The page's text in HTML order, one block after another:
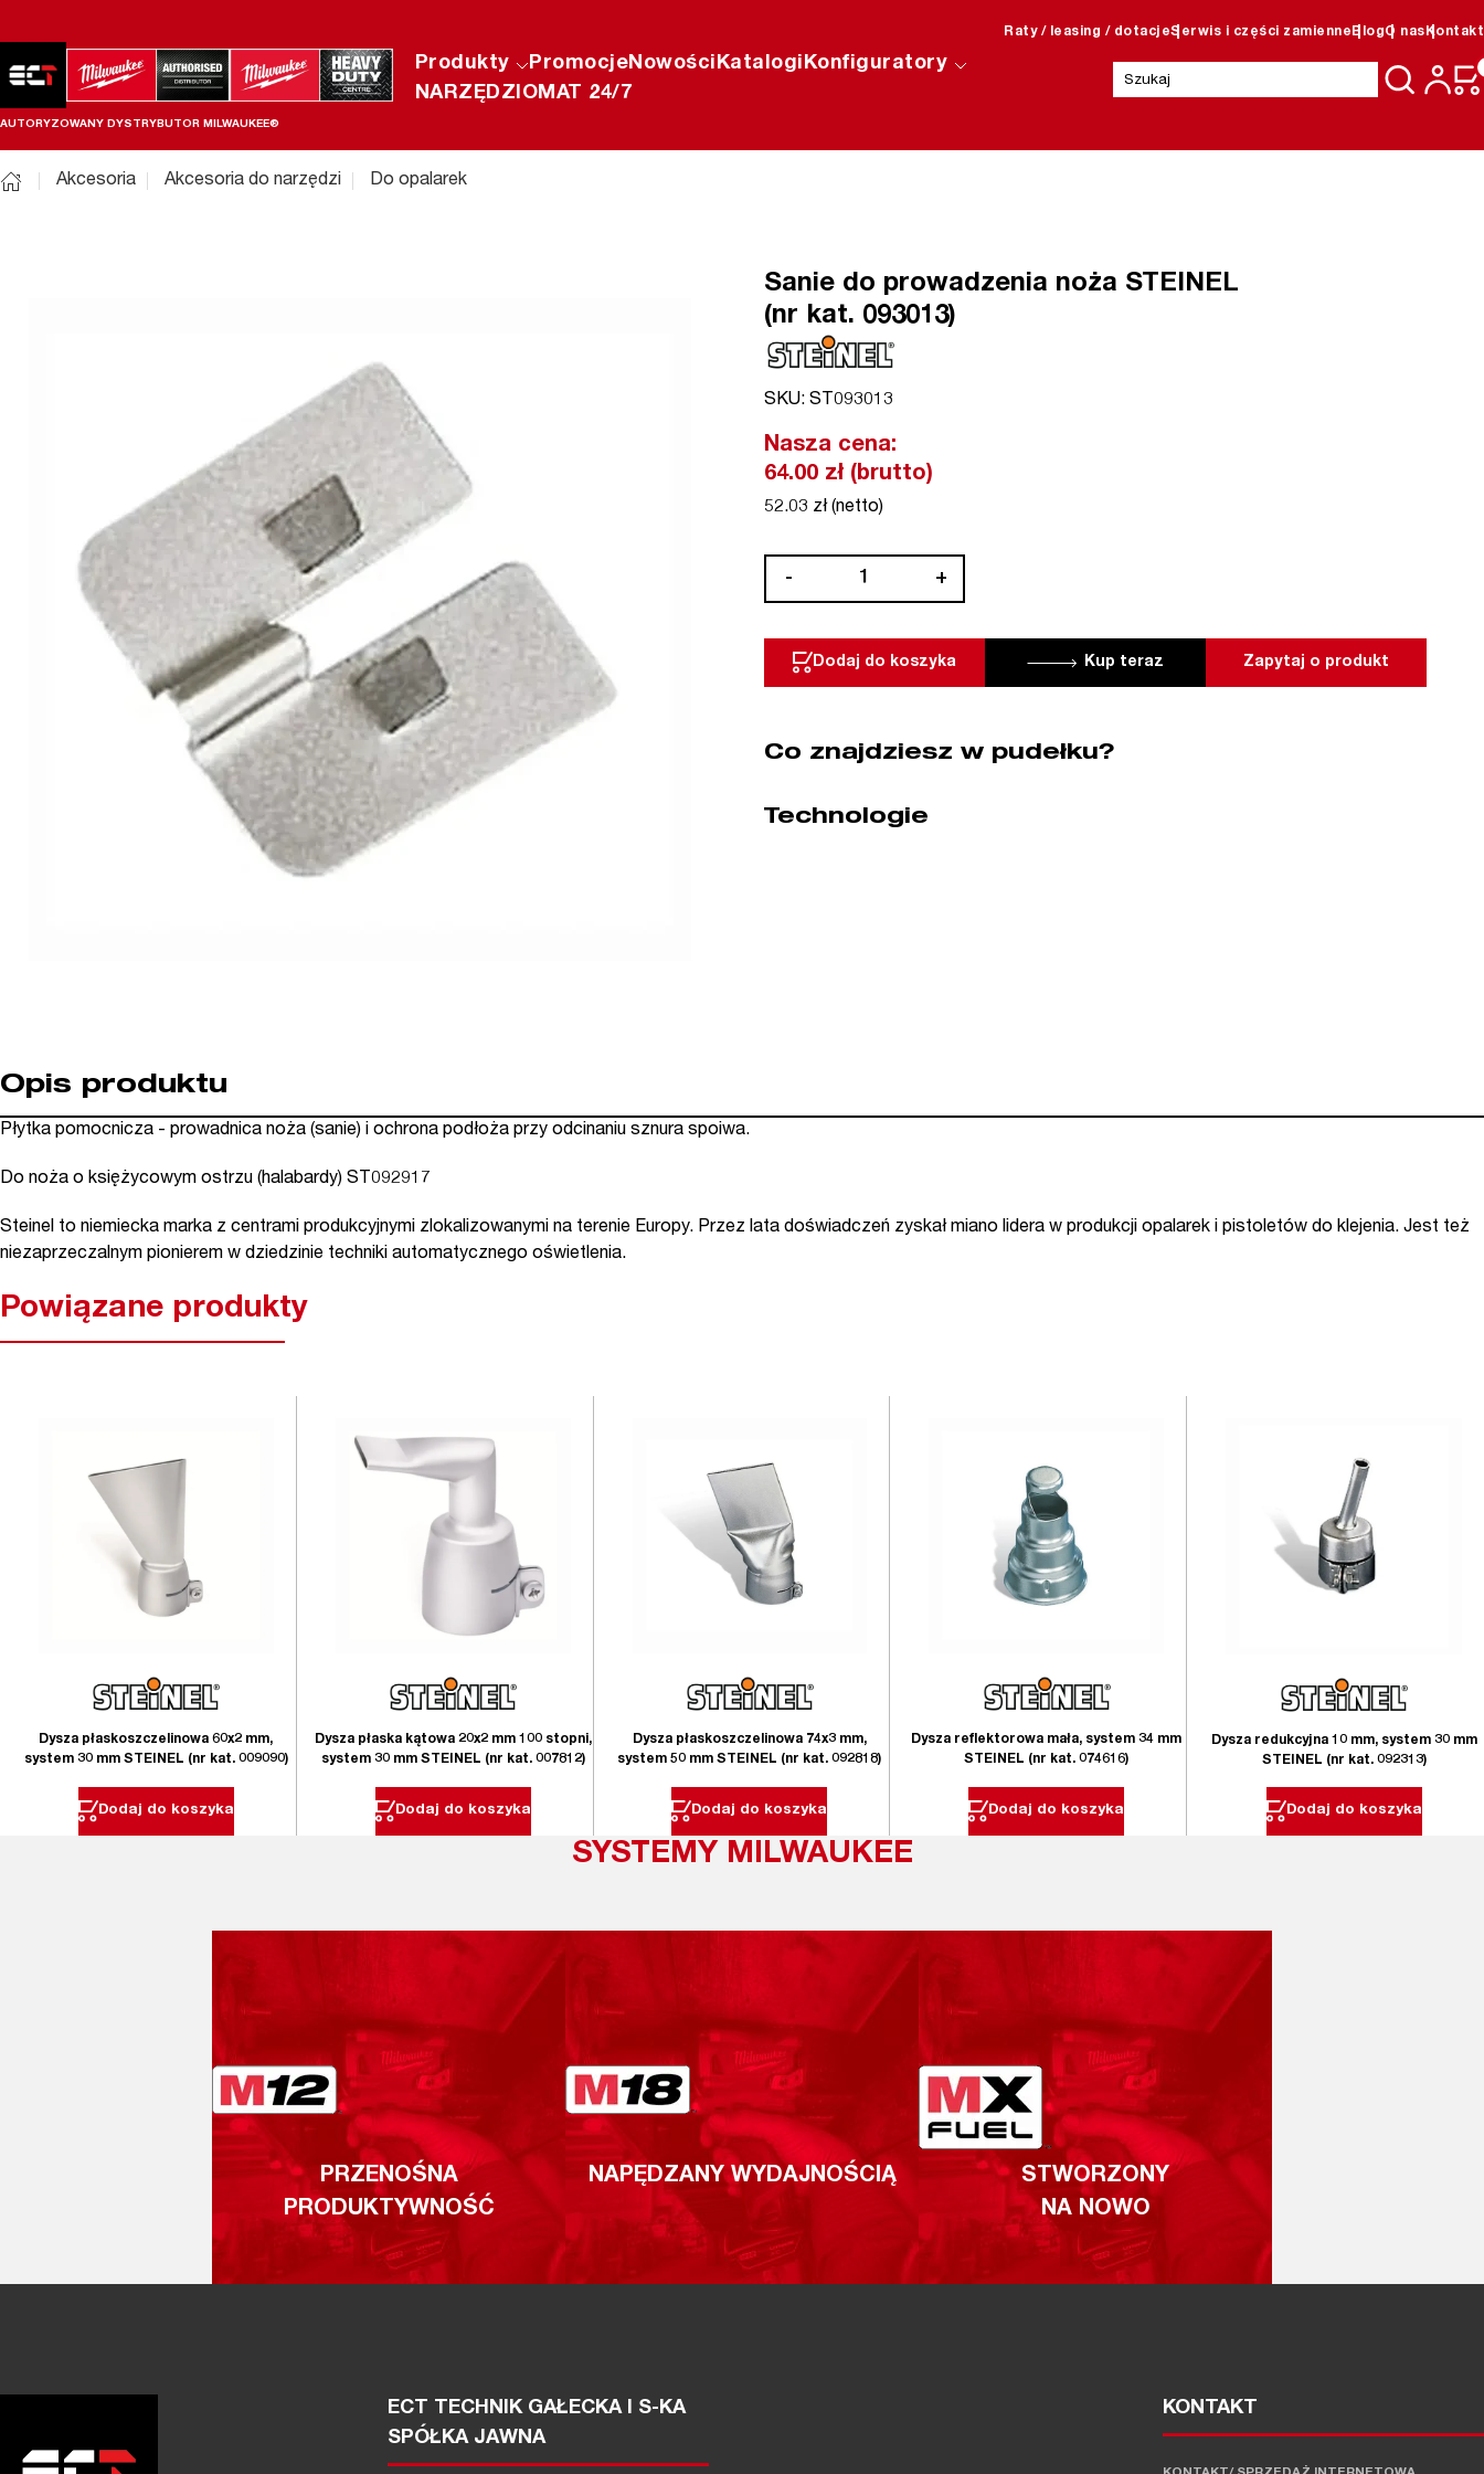
Raty / leasing / dotacjeSerwis i części zamienne BlogO nas Kontakt
AUTORYZOWANY DYSTRYBUTOR MILWAUKEE®
Produkty PromocjeNowościKatalogiKonfiguratory
NARZĘDZIOMAT 24/7
Szukaj:
Akcesoria Akcesoria do narzędzi Do opalarek
Sanie do prowadzenia noża STEINEL
(nr kat. 093013)
SKU: ST093013
Nasza cena:
64.00 zł (brutto)
52.03 zł (netto)
-
prowadzenia
noża
kat.
+
Dodaj do koszyka Zapytaj o produkt
Kup teraz
Co znajdziesz w pudełku?
Technologie
Opis produktu
Płytka pomocnicza - prowadnica noża (sanie) i ochrona podłoża przy odcinaniu sznura spoiwa.
Do noża o księżycowym ostrzu (halabardy) ST092917
Steinel to niemiecka marka z centrami produkcyjnymi zlokalizowanymi na terenie Europy. Przez lata doświadczeń zyskał miano lidera w produkcji opalarek i pistoletów do klejenia. Jest też
niezaprzeczalnym pionierem w dziedzinie techniki automatycznego oświetlenia.
Powiązane produkty
Dysza płaskoszczelinowa 60x2 mm,
system 30 mm STEINEL (nr kat. 009090)
Dodaj do koszyka
Dysza płaska kątowa 20x2 mm 100 stopni,
system 30 mm STEINEL (nr kat. 007812)
Dodaj do koszyka
Dysza płaskoszczelinowa 74x3 mm,
system 50 mm STEINEL (nr kat. 092818)
Dodaj do koszyka
Dysza reflektorowa mała, system 34 mm
STEINEL (nr kat. 074616)
Dodaj do koszyka
Dysza redukcyjna 10 mm, system 30 mm
STEINEL (nr kat. 092313)
Dodaj do koszyka
SYSTEMY MILWAUKEE
PRZENOŚNA
PRODUKTYWNOŚĆ
NAPĘDZANY WYDAJNOŚCIĄ
STWORZONY
NA NOWO
ECT TECHNIK GAŁECKA I S-KA
SPÓŁKA JAWNA
KONTAKT